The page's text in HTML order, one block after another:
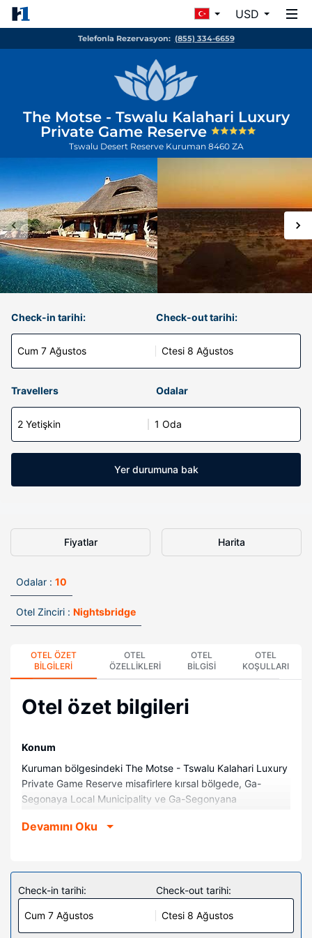
USD
Telefonla Rezervasyon: (855) 334-6659
The Motse - Tswalu Kalahari Luxury
Private Game Reserve
Tswalu Desert Reserve Kuruman 8460 ZA
Check-in tarihi:
Cum 7 Ağustos
Check-out tarihi:
Ctesi 8 Ağustos
Travellers Odalar
2 Yetişkin 1 Oda
Yer durumuna bak
Fiyatlar Harita
Odalar : 10
Otel Zinciri : Nightsbridge
OTEL ÖZET
BILGILERI
OTEL
ÖZELLIKLERI
OTEL
BILGISI
OTEL
KOŞULLARI
Otel özet bilgileri
Konum
Kuruman bölgesindeki The Motse - Tswalu Kalahari Luxury
Private Game Reserve misafirlere kırsal bölgede, Ga-
Segonaya Local Municipality ve Ga-Segonyana
sunuyor. Bu aile dostu küçük otel Eye of Kuruman ile 0,4 mi
Misafirler şömine ve düz ekran televizyon olan 10 ayrı ayrı
dekore edilmiş odadan birinde kalabilir. Select Comfort
yatağınızda kuştüyü yorgan vardır. Odalarda özel balkon
bulunur. Özel mutfak ve içinde buzdolabı. Misafirlerimizin
Devamını Oku
Check-in tarihi:
Cum 7 Ağustos
Check-out tarihi:
Ctesi 8 Ağustos